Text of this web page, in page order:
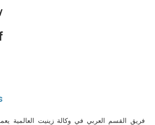
فريق القسم العربي في وكالة زينيت العالمية